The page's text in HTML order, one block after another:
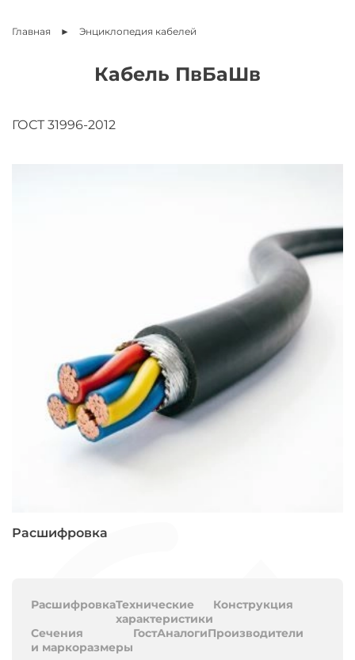
Главная Энциклопедия кабелей
Кабель ПвБаШв
ГОСТ 31996-2012
Расшифровка
РасшифровкаТехнические
характеристики
Конструкция
Сечения
и маркоразмеры
ГостАналогиПроизводители